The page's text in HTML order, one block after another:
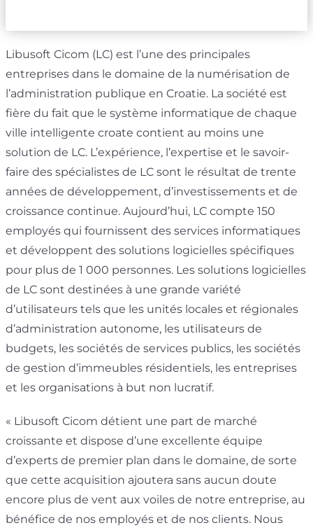
Libusoft Cicom (LC) est l’une des principales
entreprises dans le domaine de la numérisation de
l’administration publique en Croatie. La société est
fière du fait que le système informatique de chaque
ville intelligente croate contient au moins une
solution de LC. L’expérience, l’expertise et le savoir-
faire des spécialistes de LC sont le résultat de trente
années de développement, d’investissements et de
croissance continue. Aujourd’hui, LC compte 150
employés qui fournissent des services informatiques
et développent des solutions logicielles spécifiques
pour plus de 1 000 personnes. Les solutions logicielles
de LC sont destinées à une grande variété
d’utilisateurs tels que les unités locales et régionales
d’administration autonome, les utilisateurs de
budgets, les sociétés de services publics, les sociétés
de gestion d’immeubles résidentiels, les entreprises
et les organisations à but non lucratif.
« Libusoft Cicom détient une part de marché
croissante et dispose d’une excellente équipe
d’experts de premier plan dans le domaine, de sorte
que cette acquisition ajoutera sans aucun doute
encore plus de vent aux voiles de notre entreprise, au
bénéfice de nos employés et de nos clients. Nous